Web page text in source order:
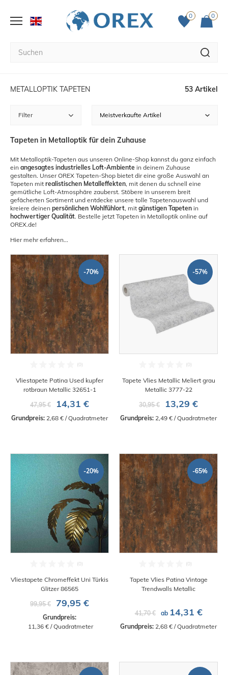
0 0
METALLOPTIK TAPETEN 53 Artikel
Filter
Tapeten in Metalloptik für dein Zuhause
Mit Metalloptik-Tapeten aus unseren Online-Shop kannst du ganz einfach
ein angesagtes industrielles Loft-Ambiente in deinem Zuhause
gestalten. Unser OREX Tapeten-Shop bietet dir eine große Auswahl an
Tapeten mit realistischen Metalleffekten, mit denen du schnell eine
gemütliche Loft-Atmosphäre zauberst. Stöbere in unserem breit
gefächerten Sortiment und entdecke unsere tolle Tapetenauswahl und
kreiere deinen persönlichen Wohlfühlort, mit günstigen Tapeten in
hochwertiger Qualität. Bestelle jetzt Tapeten in Metalloptik online auf
OREX.de!
Hier mehr erfahren...
-70%
Vliestapete Patina Used kupfer
rotbraun Metallic 32651-1
47,95 €
14,31 €
Grundpreis: 2,68 € / Quadratmeter
-57%
Tapete Vlies Metallic Meliert grau
Metallic 3777-22
30,95 €
13,29 €
Grundpreis: 2,49 € / Quadratmeter
-20%
Vliestapete Chromeffekt Uni Türkis
Glitzer 86565
99,95 €
79,95 €
Grundpreis:
11,36 € / Quadratmeter
-65%
Tapete Vlies Patina Vintage
Trendwalls Metallic
41,70 € ab 14,31 €
Grundpreis: 2,68 € / Quadratmeter